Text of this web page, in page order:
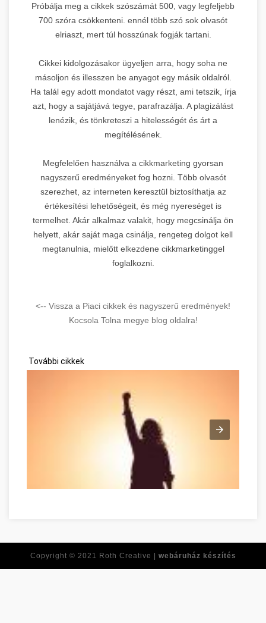
Próbálja meg a cikkek szószámát 500, vagy legfeljebb
700 szóra csökkenteni. ennél több szó sok olvasót
elriaszt, mert túl hosszúnak fogják tartani.
Cikkei kidolgozásakor ügyeljen arra, hogy soha ne
másoljon és illesszen be anyagot egy másik oldalról.
Ha talál egy adott mondatot vagy részt, ami tetszik, írja
azt, hogy a sajátjává tegye, parafrazálja. A plagizálást
lenézik, és tönkreteszi a hitelességét és árt a
megítélésének.
Megfelelően használva a cikkmarketing gyorsan
nagyszerű eredményeket fog hozni. Több olvasót
szerezhet, az interneten keresztül biztosíthatja az
értékesítési lehetőségeit, és még nyereséget is
termelhet. Akár alkalmaz valakit, hogy megcsinálja ön
helyett, akár saját maga csinálja, rengeteg dolgot kell
megtanulnia, mielőtt elkezdene cikkmarketinggel
foglalkozni.
<-- Vissza a Piaci cikkek és nagyszerű eredmények!
Kocsola Tolna megye blog oldalra!
További cikkek
Copyright © 2021 Roth Creative | webáruház készítés